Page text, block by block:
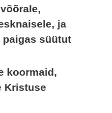
ja
paigas süütut
koormaid,
Kristuse